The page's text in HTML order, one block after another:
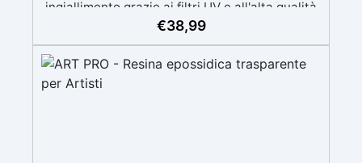
ingiallimento grazie ai filtri UV e all'alta qualità
meccanica. Bassa viscosità per eliminare bolle
BPA/VOC free e certificata per il contatto
prolungato con la pelle.
€38,99